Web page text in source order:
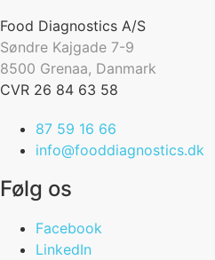
Food Diagnostics A/S
Søndre Kajgade 7-9
8500 Grenaa, Danmark
CVR 26 84 63 58
87 59 16 66
info@fooddiagnostics.dk
Følg os
Facebook
LinkedIn